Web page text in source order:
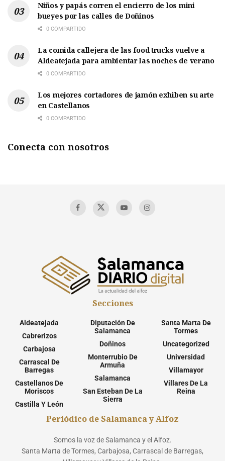
Niños y papás corren el encierro de los mini
bueyes por las calles de Doñinos
0 COMPARTIDO
La comida callejera de las food trucks vuelve a
Aldeatejada para ambientar las noches de verano
0 COMPARTIDO
Los mejores cortadores de jamón exhiben su arte
en Castellanos
0 COMPARTIDO
Conecta con nosotros
Secciones
Aldeatejada
Cabrerizos
Carbajosa
Carrascal De
Barregas
Castellanos De
Moriscos
Castilla Y León
Diputación De
Salamanca
Doñinos
Monterrubio De
Armuña
Salamanca
San Esteban De La
Sierra
Santa Marta De
Tormes
Uncategorized
Universidad
Villamayor
Villares De La
Reina
Periódico de Salamanca y Alfoz
Somos la voz de Salamanca y el Alfoz.
Santa Marta de Tormes, Carbajosa, Carrascal de Barregas,